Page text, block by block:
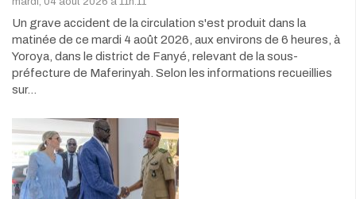
Un grave accident de la circulation s'est produit dans la
matinée de ce mardi 4 août 2026, aux environs de 6 heures, à
Yoroya, dans le district de Fanyé, relevant de la sous-
préfecture de Maferinyah. Selon les informations recueillies
sur…